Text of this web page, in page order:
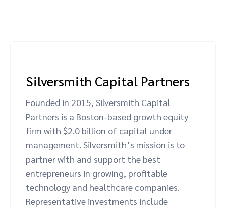
Performance Marketing Awards –
Community Hero: Impact (Positive
Impact) (Highly Commended),
Performance Marketing Awards – Best
Managed Affiliate Programme (SME):
Impact and LetsGetChecked (Highly
Commended), Influencer Top 50 – Max
Ciccotosto (Featured), PerformanceIN
Top 50 – Antoine Gross (Featured)
Silversmith Capital Partners
Founded in 2015, Silversmith Capital
Partners is a Boston-based growth equity
firm with $2.0 billion of capital under
management. Silversmith’s mission is to
partner with and support the best
entrepreneurs in growing, profitable
technology and healthcare companies.
Representative investments include